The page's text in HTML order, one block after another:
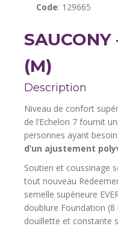
Code: 129665
SAUCONY
(M)
Description
Niveau de confort
de l’Echelon 7 fournit
personnes ayant besoin
d’un ajustement
Soutien et coussinage
tout nouveau
semelle supérieure
doublure Foundation
douillette et constante